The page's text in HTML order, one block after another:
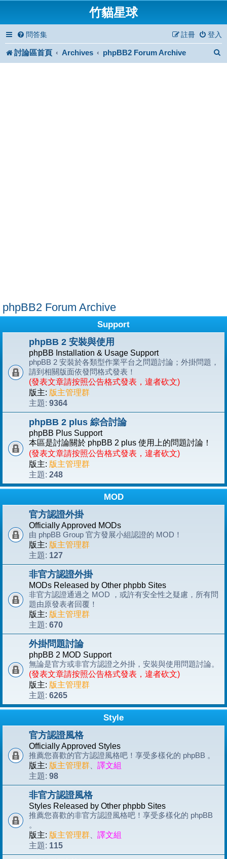
竹貓星球
問答集 登入
註冊
討論區首頁 Archives phpBB2 Forum Archive
phpBB2 Forum Archive
Support
phpBB 2 安裝與使用
phpBB Installation & Usage Support
phpBB 2 安裝於各類型作業平台之問題討論；外掛問題，
請到相關版面依發問格式發表！
(發表文章請按照公告格式發表，違者砍文)
版主: 版主管理群
主題: 9364
phpBB 2 plus 綜合討論
phpBB Plus Support
本區是討論關於 phpBB 2 plus 使用上的問題討論！
(發表文章請按照公告格式發表，違者砍文)
版主: 版主管理群
主題: 248
MOD
官方認證外掛
Officially Approved MODs
由 phpBB Group 官方發展小組認證的 MOD！
版主: 版主管理群
主題: 127
非官方認證外掛
MODs Released by Other phpbb Sites
非官方認證通過之 MOD ，或許有安全性之疑慮，所有問
題由原發表者回覆！
版主: 版主管理群
主題: 670
外掛問題討論
phpBB 2 MOD Support
無論是官方或非官方認證之外掛，安裝與使用問題討論。
(發表文章請按照公告格式發表，違者砍文)
版主: 版主管理群
主題: 6265
Style
官方認證風格
Officially Approved Styles
推薦您喜歡的官方認證風格吧！享受多樣化的 phpBB 。
版主: 版主管理群
譯文組
主題: 98
非官方認證風格
Styles Released by Other phpbb Sites
推薦您喜歡的非官方認證風格吧！享受多樣化的 phpBB
。
版主: 版主管理群
譯文組
主題: 115